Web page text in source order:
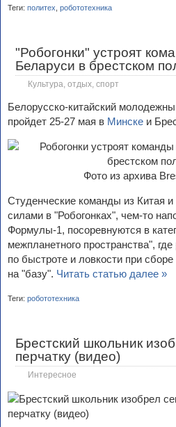
Теги: политех робототехника
"Робогонки" устроят
Беларуси в брестском
Культура, отдых, спорт
Белорусско-китайский
пройдет 25-27 мая в Минске и
Фото из архива
Студенческие команды из Китая
силами в "Робогонках", чем-то
Формулы-1, посоревнуются в
межпланетного пространства",
по быстроте и ловкости при
на "базу". Читать статью далее »
Теги: робототехника
Брестский школьник
перчатку (видео)
Интересное